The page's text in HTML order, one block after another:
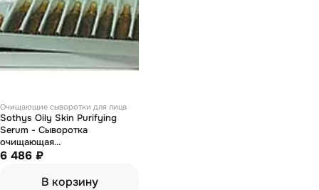
Очищающие сыворотки для лица
Sothys Oily Skin Purifying
Serum - Сыворотка
очищающая
себорегулирующая 20*2 мл
6 486 ₽
В корзину